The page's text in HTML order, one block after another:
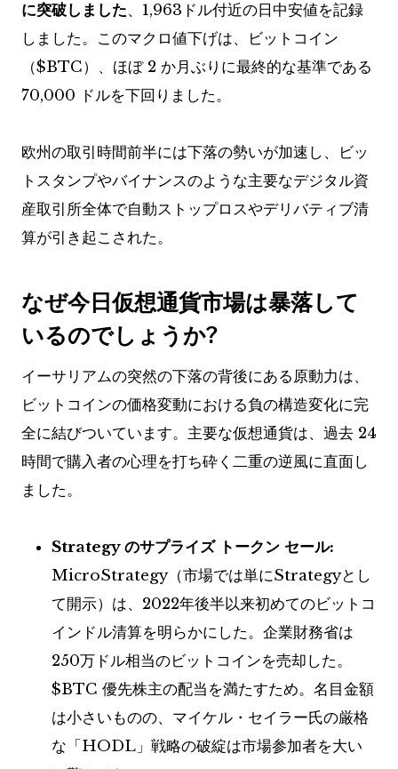
に突破しました、1,963ドル付近の日中安値を記録
しました。このマクロ値下げは、ビットコイン
（$BTC）、ほぼ 2 か月ぶりに最終的な基準である
70,000 ドルを下回りました。
欧州の取引時間前半には下落の勢いが加速し、ビッ
トスタンプやバイナンスのような主要なデジタル資
産取引所全体で自動ストップロスやデリバティブ清
算が引き起こされた。
なぜ今日仮想通貨市場は暴落して
いるのでしょうか?
イーサリアムの突然の下落の背後にある原動力は、
ビットコインの価格変動における負の構造変化に完
全に結びついています。主要な仮想通貨は、過去 24
時間で購入者の心理を打ち砕く二重の逆風に直面し
ました。
Strategy のサプライズ トークン セール:
MicroStrategy（市場では単にStrategyとし
て開示）は、2022年後半以来初めてのビットコ
インドル清算を明らかにした。企業財務省は
250万ドル相当のビットコインを売却した。
$BTC 優先株主の配当を満たすため。名目金額
は小さいものの、マイケル・セイラー氏の厳格
な「HODL」戦略の破綻は市場参加者を大い